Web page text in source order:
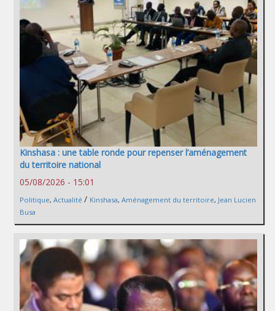
Kinshasa : une table ronde pour repenser l’aménagement
du territoire national
05/08/2026 - 15:01
Politique, Actualité / Kinshasa, Aménagement du territoire, Jean Lucien
Busa